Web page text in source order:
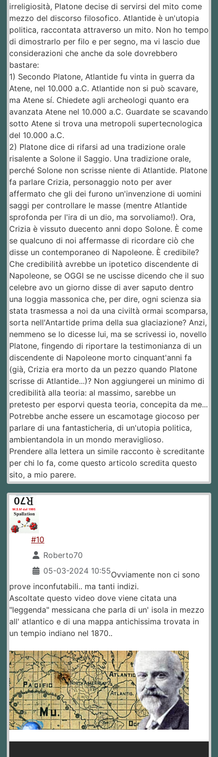
irreligiosità, Platone decise di servirsi del mito come
mezzo del discorso filosofico. Atlantide è un'utopia
politica, raccontata attraverso un mito. Non ho tempo
di dimostrarlo per filo e per segno, ma vi lascio due
considerazioni che anche da sole dovrebbero
bastare:
1) Secondo Platone, Atlantide fu vinta in guerra da
Atene, nel 10.000 a.C. Atlantide non si può scavare,
ma Atene sí. Chiedete agli archeologi quanto era
avanzata Atene nel 10.000 a.C. Guardate se scavando
sotto Atene si trova una metropoli supertecnologica
del 10.000 a.C.
2) Platone dice di rifarsi ad una tradizione orale
risalente a Solone il Saggio. Una tradizione orale,
perché Solone non scrisse niente di Atlantide. Platone
fa parlare Crizia, personaggio noto per aver
affermato che gli dei furono un'invenzione di uomini
saggi per controllare le masse (mentre Atlantide
sprofonda per l'ira di un dio, ma sorvoliamo!). Ora,
Crizia è vissuto duecento anni dopo Solone. È come
se qualcuno di noi affermasse di ricordare ciò che
disse un contemporaneo di Napoleone. È credibile?
Che credibilità avrebbe un ipotetico discendente di
Napoleone, se OGGI se ne uscisse dicendo che il suo
celebre avo un giorno disse di aver saputo dentro
una loggia massonica che, per dire, ogni scienza sia
stata trasmessa a noi da una civiltà ormai scomparsa,
sorta nell'Antartide prima della sua glaciazione? Anzi,
nemmeno se lo dicesse lui, ma se scrivessi io, novello
Platone, fingendo di riportare la testimonianza di un
discendente di Napoleone morto cinquant'anni fa
(già, Crizia era morto da un pezzo quando Platone
scrisse di Atlantide...)? Non aggiungerei un minimo di
credibilità alla teoria: al massimo, sarebbe un
pretesto per esporvi questa teoria, concepita da me...
Potrebbe anche essere un escamotage giocoso per
parlare di una fantasticheria, di un'utopia politica,
ambientandola in un mondo meraviglioso.
Prendere alla lettera un simile racconto è screditante
per chi lo fa, come questo articolo scredita questo
sito, a mio parere.
#10
Roberto70
05-03-2024 10:55Ovviamente non ci sono
prove inconfutabili.. ma tanti indizi.
Ascoltate questo video dove viene citata una
"leggenda" messicana che parla di un' isola in mezzo
all' atlantico e di una mappa antichissima trovata in
un tempio indiano nel 1870..